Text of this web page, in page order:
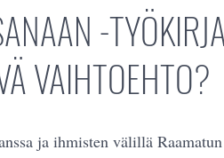
-
VAIHTOEHTO?
ja ihmisten välillä